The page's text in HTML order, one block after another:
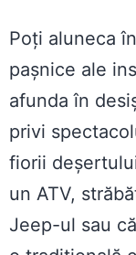
Poți aluneca
pașnice ale
afunda în
privi
fiorii
un ATV,
Jeep-ul sau